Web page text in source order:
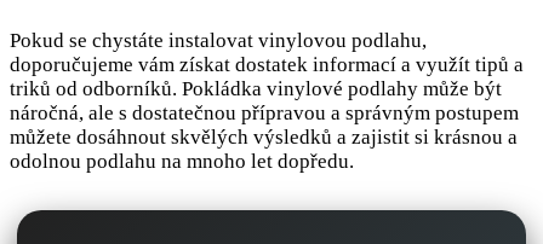
Pokud se chystáte instalovat vinylovou podlahu,
doporučujeme vám získat dostatek informací a využít tipů a
triků od odborníků. Pokládka vinylové podlahy může být
náročná, ale s dostatečnou přípravou a správným postupem
můžete dosáhnout skvělých výsledků a zajistit si krásnou a
odolnou podlahu na mnoho let dopředu.